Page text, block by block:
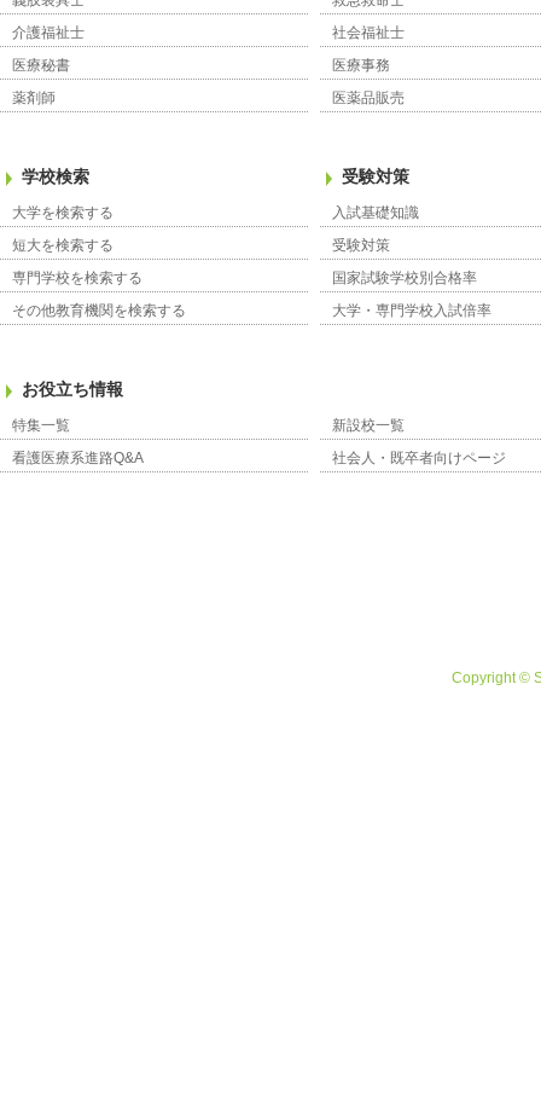
介護福祉士
社会福祉士
医療秘書
医療事務
薬剤師
医薬品販売
学校検索
大学を検索する
短大を検索する
専門学校を検索する
その他教育機関を検索する
受験対策
入試基礎知識
受験対策
国家試験学校別合格率
大学・専門学校入試倍率
お役立ち情報
特集一覧
新設校一覧
看護医療系進路Q&A
社会人・既卒者向けページ
Copyright ©